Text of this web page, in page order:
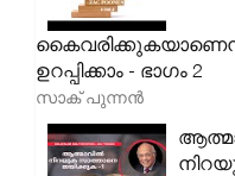
ഉറപ്പിക്കാം - ഭാഗം 2
സാക് പുന്നൻ